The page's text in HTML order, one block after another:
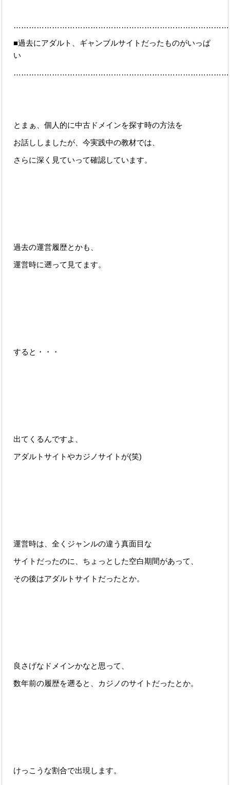
■過去にアダルト、ギャンブルサイトだったものがいっぱ
い
とまぁ、個人的に中古ドメインを探す時の方法を
お話ししましたが、今実践中の教材では、
さらに深く見ていって確認しています。
過去の運営履歴とかも、
運営時に遡って見てます。
すると・・・
出てくるんですよ、
アダルトサイトやカジノサイトが(笑)
運営時は、全くジャンルの違う真面目な
サイトだったのに、ちょっとした空白期間があって、
その後はアダルトサイトだったとか。
良さげなドメインかなと思って、
数年前の履歴を遡ると、カジノのサイトだったとか。
けっこうな割合で出現します。